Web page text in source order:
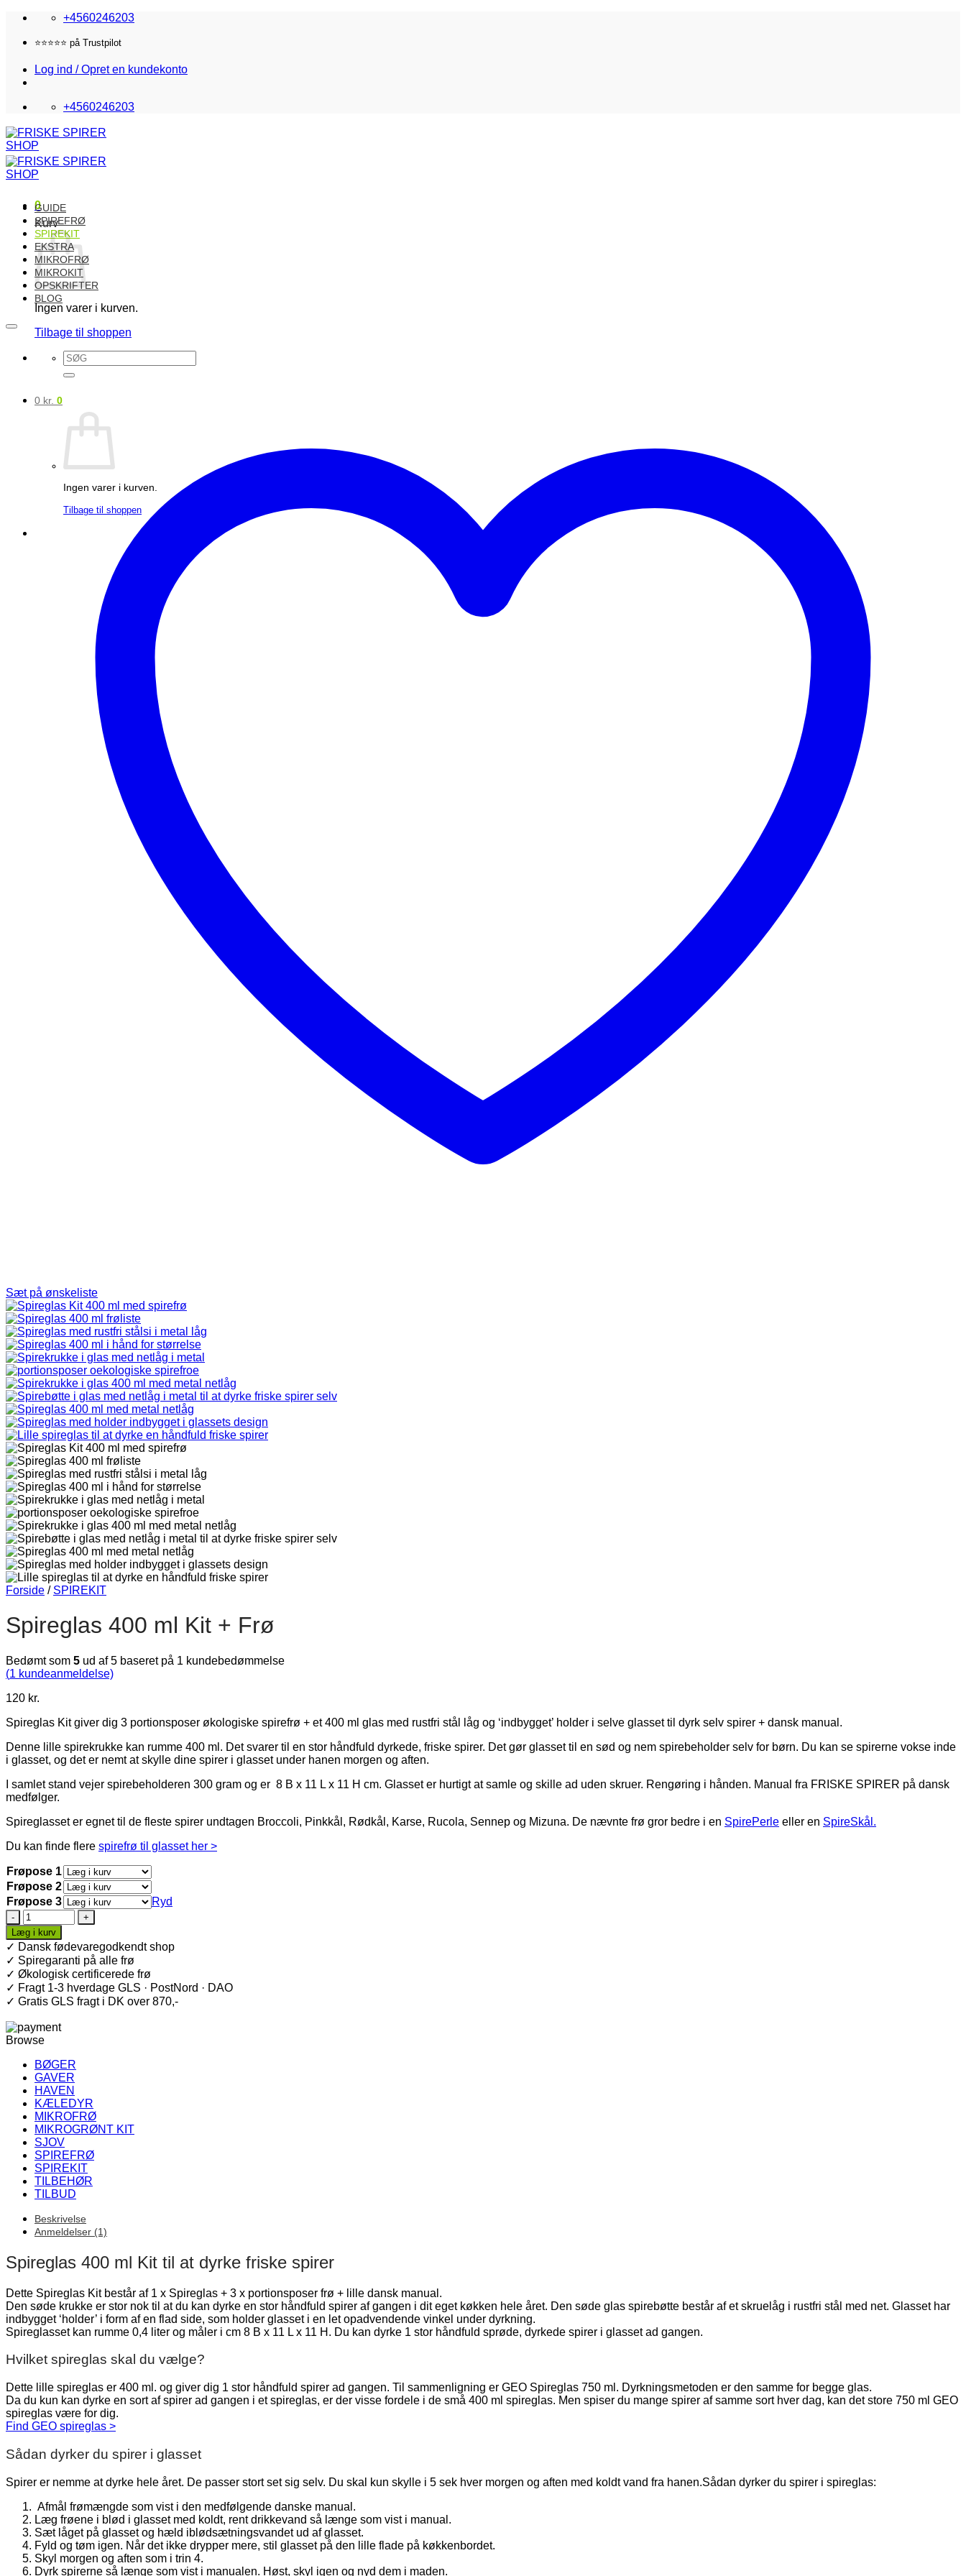
Fortsæt
indhold
+4560246203
Fri fragt i DK over 870,-
Log ind / Opret en kundekonto
+4560246203
0
Kurv
Ingen varer i kurven.
Tilbage til shoppen
Søg
efter:
0 kr. 0
Ingen varer i kurven.
Tilbage til shoppen
GUIDE
SPIREFRØ
SPIREKIT
EKSTRA
MIKROFRØ
MIKROKIT
OPSKRIFTER
BLOG
Sæt på ønskeliste
Forside / SPIREKIT
Spireglas 400 ml Kit + Frø
Bedømt som 5 ud af 5 baseret på 1 kundebedømmelse
(1 kundeanmeldelse)
120 kr.
Spireglas Kit giver dig 3 portionsposer økologiske spirefrø + et 400 ml glas med rustfri stål låg og ‘indbygget’ holder i selve glasset til dyrk selv spirer + dansk manual.
Denne lille spirekrukke kan rumme 400 ml. Det svarer til en stor håndfuld dyrkede, friske spirer. Det gør glasset til en sød og nem spirebeholder selv for børn. Du kan se spirerne vokse inde
i glasset, og det er nemt at skylle dine spirer i glasset under hanen morgen og aften.
I samlet stand vejer spirebeholderen 300 gram og er 8 B x 11 L x 11 H cm. Glasset er hurtigt at samle og skille ad uden skruer. Rengøring i hånden. Manual fra FRISKE SPIRER på dansk
medfølger.
Spireglasset er egnet til de fleste spirer undtagen Broccoli, Pinkkål, Rødkål, Karse, Rucola, Sennep og Mizuna. De nævnte frø gror bedre i en SpirePerle eller en SpireSkål.
Du kan finde flere spirefrø til glasset her >
Frøpose 1
Frøpose 2
Frøpose 3
Ryd
Spireglas
400
ml
Kit
+
Frø
antal
Læg i kurv
✓ Dansk fødevaregodkendt shop
✓ Spiregaranti på alle frø
✓ Økologisk certificerede frø
✓ Fragt 1-3 hverdage GLS · PostNord · DAO
✓ Gratis GLS fragt i DK over 870,-
Browse
BØGER
GAVER
HAVEN
KÆLEDYR
MIKROFRØ
MIKROGRØNT KIT
SJOV
SPIREFRØ
SPIREKIT
TILBEHØR
TILBUD
Beskrivelse
Anmeldelser (1)
Spireglas 400 ml Kit til at dyrke friske spirer
Dette Spireglas Kit består af 1 x Spireglas + 3 x portionsposer frø + lille dansk manual.
Den søde krukke er stor nok til at du kan dyrke en stor håndfuld spirer af gangen i dit eget køkken hele året. Den søde glas spirebøtte består af et skruelåg i rustfri stål med net. Glasset har
indbygget ‘holder’ i form af en flad side, som holder glasset i en let opadvendende vinkel under dyrkning.
Spireglasset kan rumme 0,4 liter og måler i cm 8 B x 11 L x 11 H. Du kan dyrke 1 stor håndfuld sprøde, dyrkede spirer i glasset ad gangen.
Hvilket spireglas skal du vælge?
Dette lille spireglas er 400 ml. og giver dig 1 stor håndfuld spirer ad gangen. Til sammenligning er GEO Spireglas 750 ml. Dyrkningsmetoden er den samme for begge glas.
Da du kun kan dyrke en sort af spirer ad gangen i et spireglas, er der visse fordele i de små 400 ml spireglas. Men spiser du mange spirer af samme sort hver dag, kan det store 750 ml GEO
spireglas være for dig.
Find GEO spireglas >
Sådan dyrker du spirer i glasset
Spirer er nemme at dyrke hele året. De passer stort set sig selv. Du skal kun skylle i 5 sek hver morgen og aften med koldt vand fra hanen.Sådan dyrker du spirer i spireglas:
Afmål frømængde som vist i den medfølgende danske manual.
Læg frøene i blød i glasset med koldt, rent drikkevand så længe som vist i manual.
Sæt låget på glasset og hæld iblødsætningsvandet ud af glasset.
Fyld og tøm igen. Når det ikke drypper mere, stil glasset på den lille flade på køkkenbordet.
Skyl morgen og aften som i trin 4.
Dyrk spirerne så længe som vist i manualen. Høst, skyl igen og nyd dem i maden.